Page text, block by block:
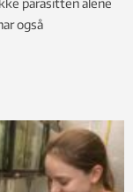
parasitten alene
også